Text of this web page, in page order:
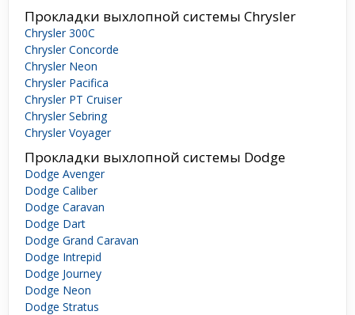
Прокладки выхлопной системы Chrysler
Chrysler 300C
Chrysler Concorde
Chrysler Neon
Chrysler Pacifica
Chrysler PT Cruiser
Chrysler Sebring
Chrysler Voyager
Прокладки выхлопной системы Dodge
Dodge Avenger
Dodge Caliber
Dodge Caravan
Dodge Dart
Dodge Grand Caravan
Dodge Intrepid
Dodge Journey
Dodge Neon
Dodge Stratus